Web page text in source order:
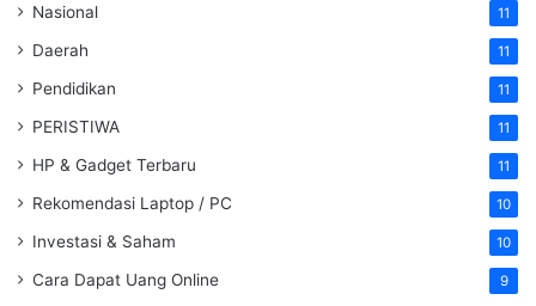
Nasional 11
Daerah 11
Pendidikan 11
PERISTIWA 11
HP & Gadget Terbaru 11
Rekomendasi Laptop / PC 10
Investasi & Saham 10
Cara Dapat Uang Online 9